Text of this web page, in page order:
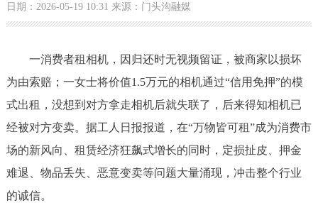
日期：2026-05-19 10:31 来源：门头沟融媒
一消费者租相机，因归还时无视频留证，被商家以损坏
为由索赔；一女士将价值1.5万元的相机通过“信用免押”的模
式出租，没想到对方拿走相机后就失联了，后来得知相机已
经被对方变卖。据工人日报报道，在“万物皆可租”成为消费市
场的新风向、租赁经济狂飙式增长的同时，定损扯皮、押金
难退、物品丢失、恶意变卖等问题大量涌现，冲击整个行业
的诚信。